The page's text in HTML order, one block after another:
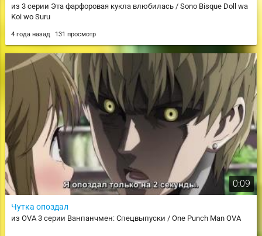
из 3 серии Эта фарфоровая кукла влюбилась / Sono Bisque Doll wa
Koi wo Suru
4 года назад 131 просмотр
0:09
Чутка опоздал
из OVA 3 серии Ванпанчмен: Спецвыпуски / One Punch Man OVA